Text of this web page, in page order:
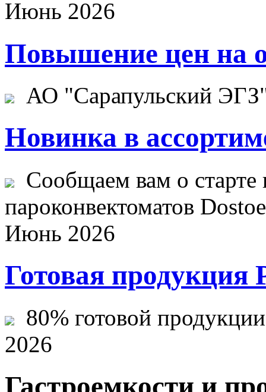
Июнь 2026
Повышение цен на
АО "Сарапульский
Новинка в
Сообщаем вам о старте
пароконвектоматов
Июнь 2026
Готовая продукция
80% готовой
2026